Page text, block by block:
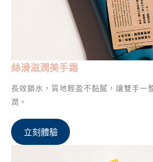
絲滑滋潤美手霜
長效鎖水，質地輕盈不黏膩，讓雙手一
潤。
立刻體驗